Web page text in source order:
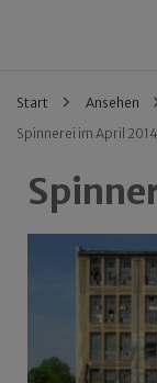
Start Ansehen
Spinnerei im April 2014